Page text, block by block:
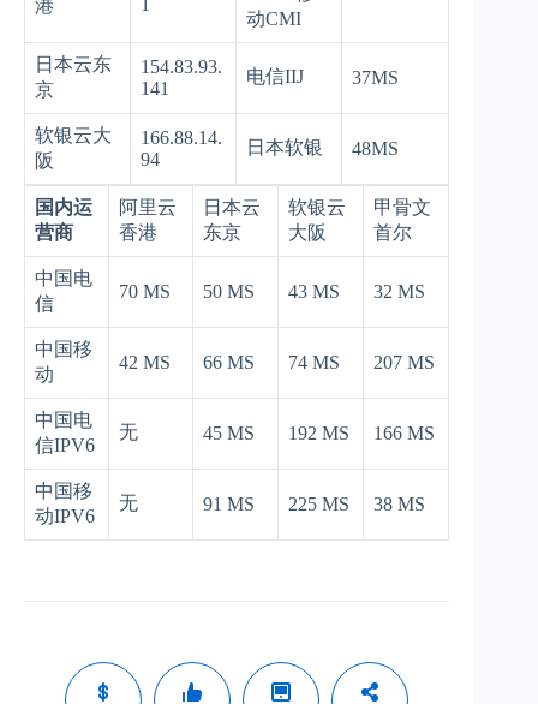
港
动CMI
日本云东
京
154.83.93.
141
电信IIJ 37MS
软银云大
阪
166.88.14.
94
日本软银 48MS
国内运
营商
阿里云
香港
日本云
东京
软银云
大阪
甲骨文
首尔
中国电
信
70 MS 50 MS 43 MS 32 MS
中国移
动
42 MS 66 MS 74 MS 207 MS
中国电
信IPV6
无 45 MS 192 MS 166 MS
中国移
动IPV6
无 91 MS 225 MS 38 MS